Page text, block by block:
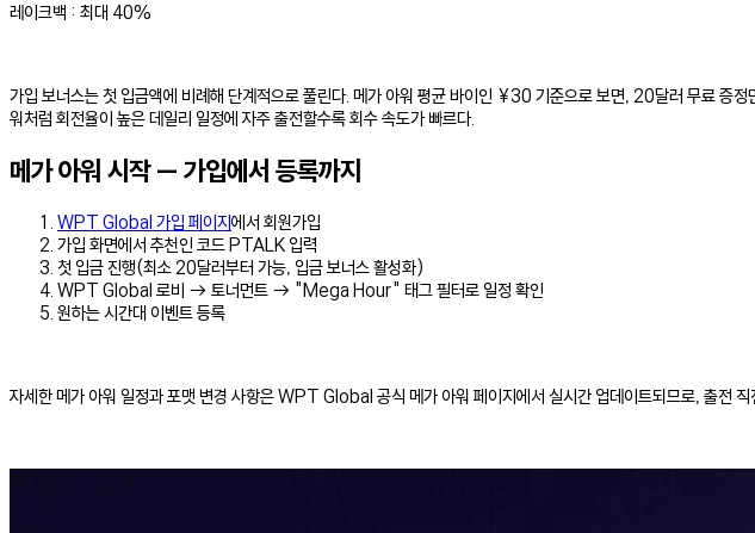
레이크백 : 최대 40%
가입 보너스는 첫 입금액에 비례해 단계적으로 풀린다. 메가 아워 평균 바이인 ¥30 기준으로 보면, 20달러 무료
워처럼 회전율이 높은 데일리 일정에 자주 출전할수록 회수 속도가 빠르다.
메가 아워 시작 — 가입에서 등록까지
WPT Global 가입 페이지에서 회원가입
가입 화면에서 추천인 코드 PTALK 입력
첫 입금 진행(최소 20달러부터 가능, 입금 보너스 활성화)
WPT Global 로비 → 토너먼트 → "Mega Hour" 태그 필터로 일정 확인
원하는 시간대 이벤트 등록
자세한 메가 아워 일정과 포맷 변경 사항은 WPT Global 공식 메가 아워 페이지에서 실시간 업데이트되므로, 출전 직